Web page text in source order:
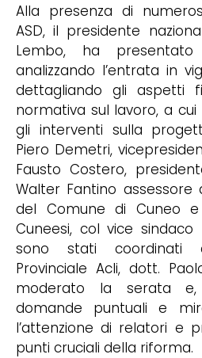
Alla presenza di
ASD, il presidente
Lembo, ha
analizzando l’entrata in
dettagliando gli aspetti
normativa sul lavoro, a
gli interventi sulla
Piero Demetri,
Fausto Costero,
Walter Fantino
del Comune di Cuneo e
Cuneesi, col vice sindaco
sono stati coordinati
Provinciale Acli, dott.
moderato la serata
domande puntuali e
l’attenzione di relatori e
punti cruciali della riforma.